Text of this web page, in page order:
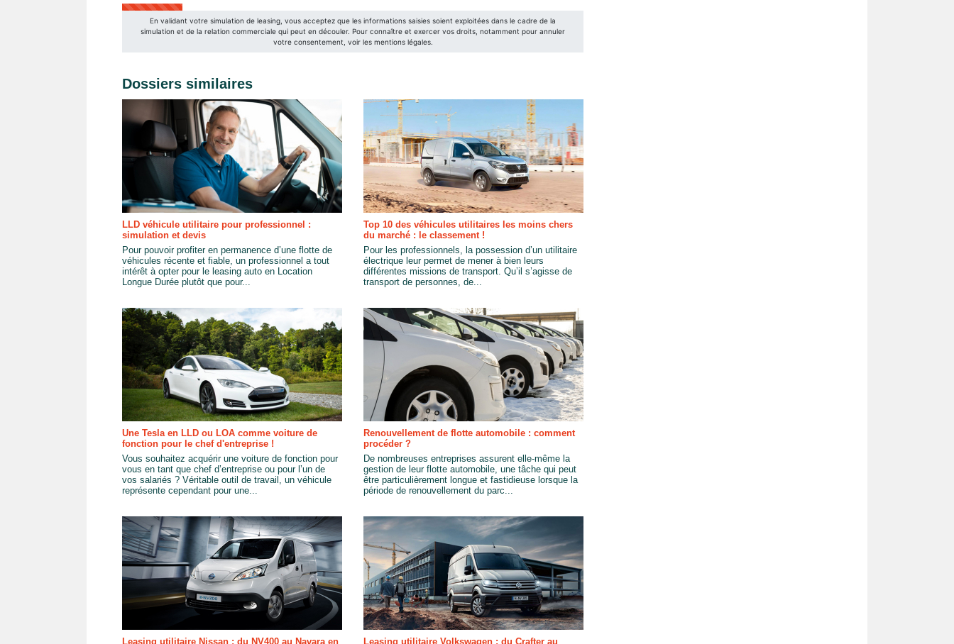
Dossiers similaires
LLD véhicule utilitaire pour professionnel :
simulation et devis
Pour pouvoir profiter en permanence d’une flotte de
véhicules récente et fiable, un professionnel a tout
intérêt à opter pour le leasing auto en Location
Longue Durée plutôt que pour...
Top 10 des véhicules utilitaires les moins chers
du marché : le classement !
Pour les professionnels, la possession d’un utilitaire
électrique leur permet de mener à bien leurs
différentes missions de transport. Qu’il s’agisse de
transport de personnes, de...
Une Tesla en LLD ou LOA comme voiture de
fonction pour le chef d'entreprise !
Vous souhaitez acquérir une voiture de fonction pour
vous en tant que chef d’entreprise ou pour l’un de
vos salariés ? Véritable outil de travail, un véhicule
représente cependant pour une...
Renouvellement de flotte automobile : comment
procéder ?
De nombreuses entreprises assurent elle-même la
gestion de leur flotte automobile, une tâche qui peut
être particulièrement longue et fastidieuse lorsque la
période de renouvellement du parc...
Leasing utilitaire Nissan : du NV400 au Navara en Leasing utilitaire Volkswagen : du Crafter au